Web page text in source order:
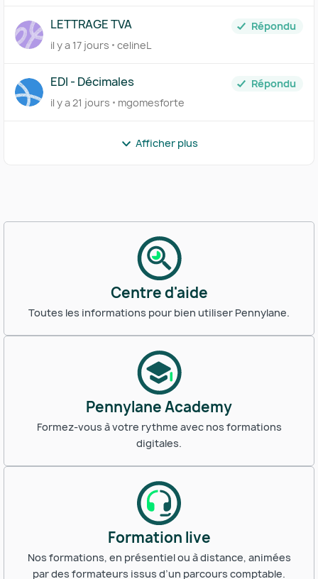
LETTRAGE TVA
Répondu
il y a 17 jours
celineL
EDI - Décimales
Répondu
il y a 21 jours
mgomesforte
Afficher plus
Centre d'aide
Toutes les informations pour bien utiliser Pennylane.
Pennylane Academy
Formez-vous à votre rythme avec nos formations
digitales.
Formation live
Nos formations, en présentiel ou à distance, animées
par des formateurs issus d’un parcours comptable.